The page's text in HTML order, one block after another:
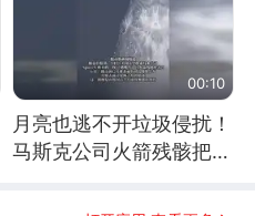
00:10
月亮也逃不开垃圾侵扰！
马斯克公司火箭残骸把月